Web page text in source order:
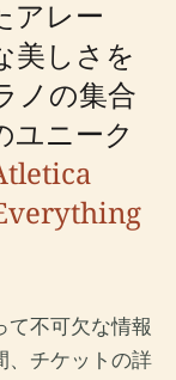
アレー
美しさを
ノの集合
ユニーク
て不可欠な情報
チケットの詳